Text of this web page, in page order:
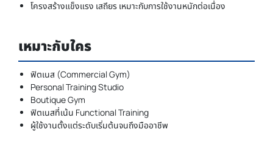
โครงสร้างแข็งแรง เสถียร เหมาะกับการใช้งานหนักต่อเนื่อง
เหมาะกับใคร
ฟิตเนส (Commercial Gym)
Personal Training Studio
Boutique Gym
ฟิตเนสที่เน้น Functional Training
ผู้ใช้งานตั้งแต่ระดับเริ่มต้นจนถึงมืออาชีพ